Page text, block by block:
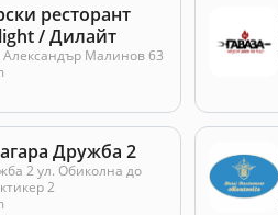
ресторант
/ Дилайт
Александър Малинов 63
Дружба 2
2 ул. Oбиколна до
2